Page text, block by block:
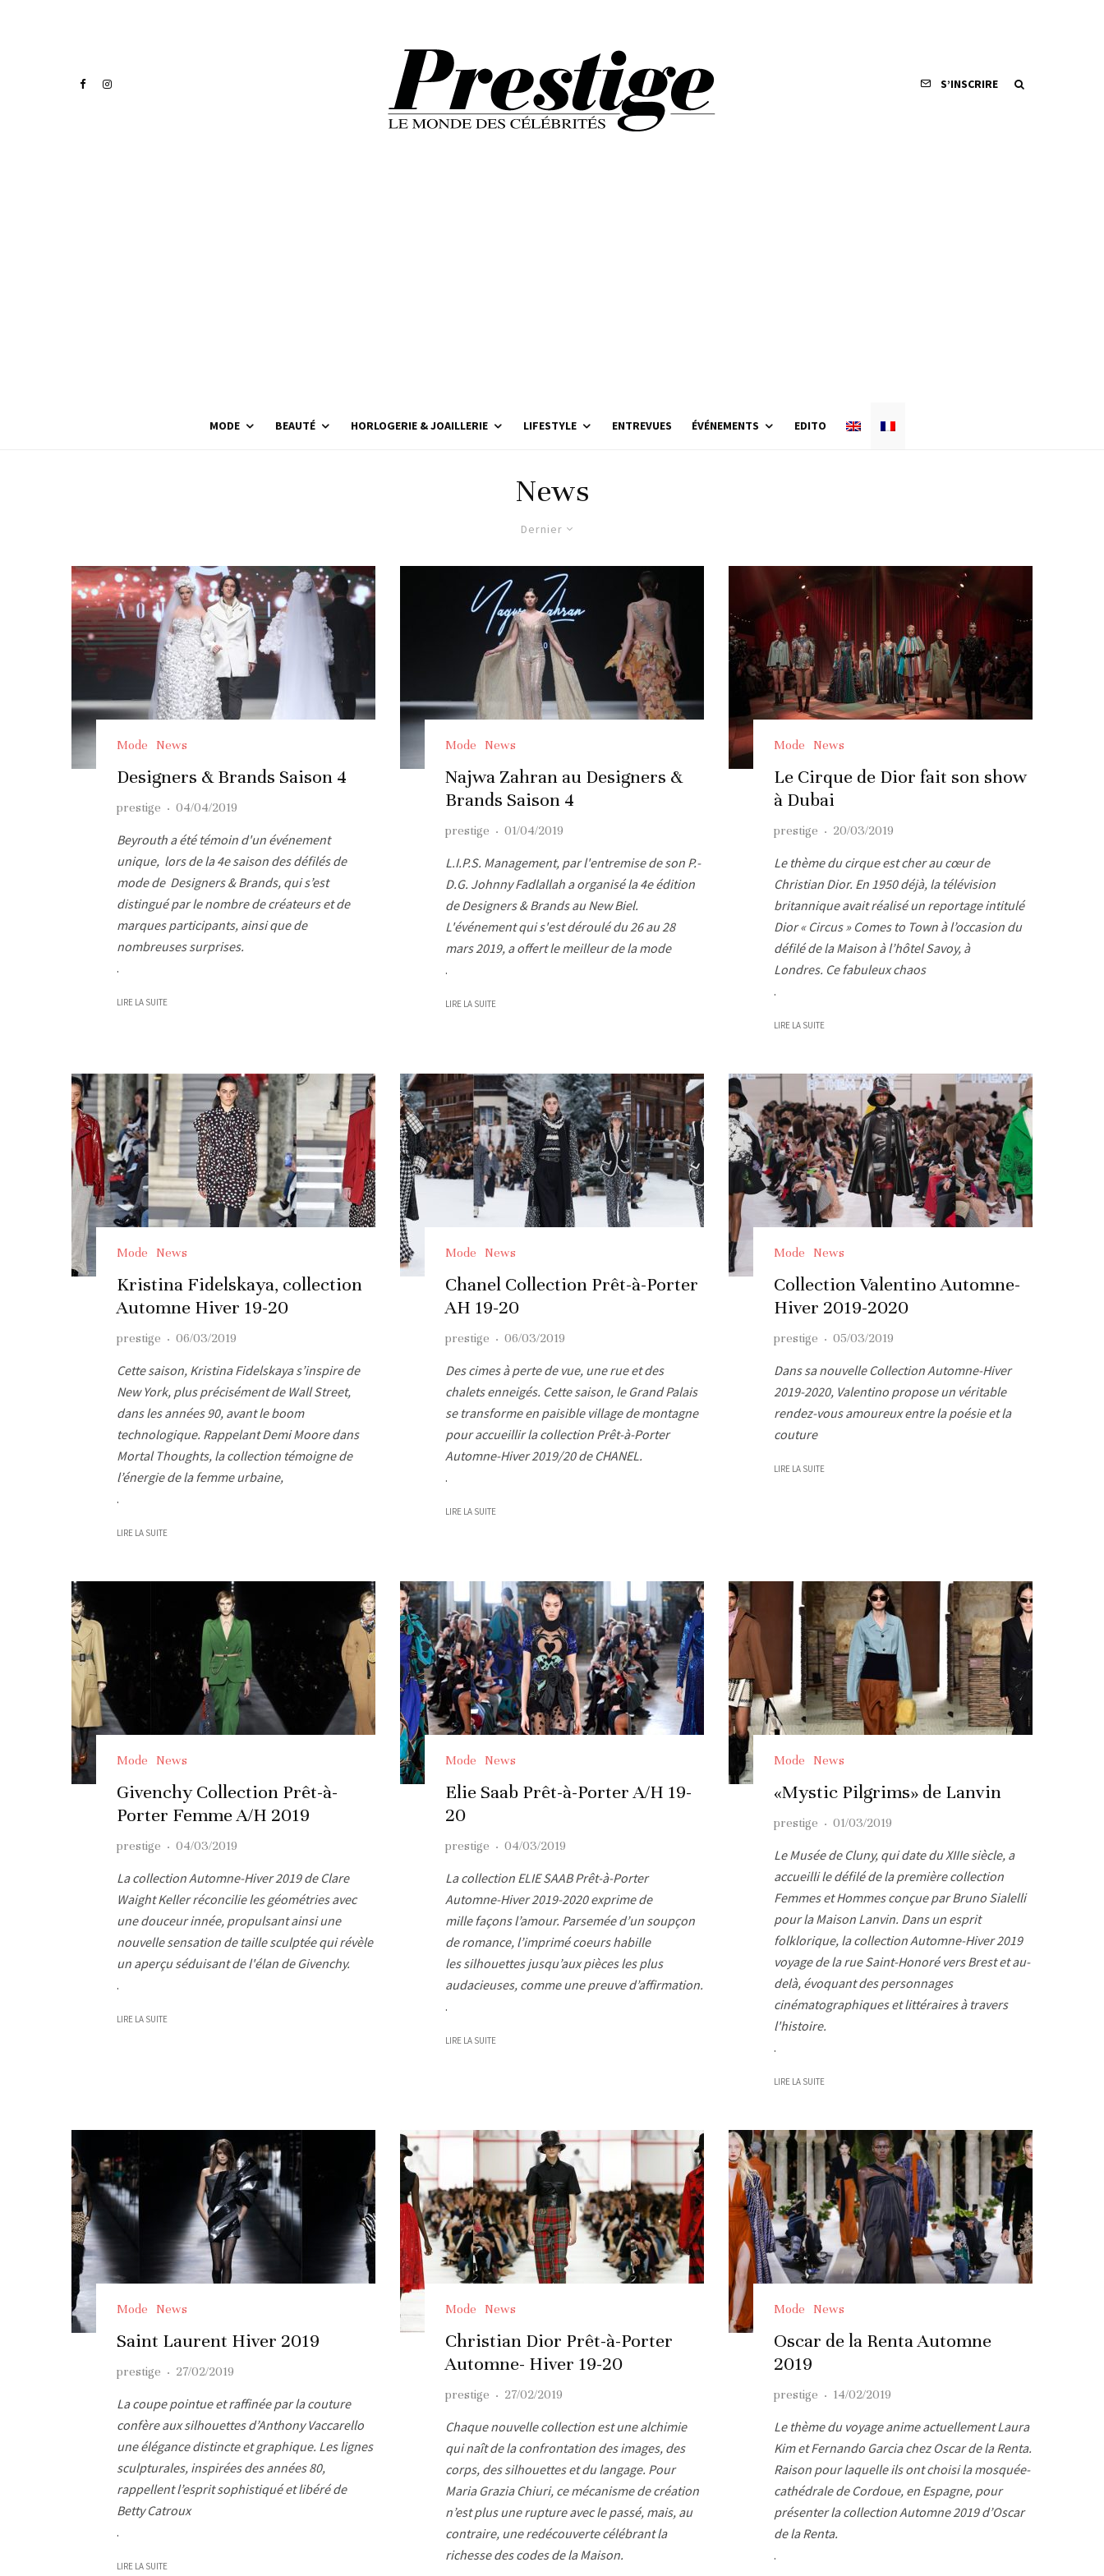
S’INSCRIRE
MODE BEAUTÉ HORLOGERIE & JOAILLERIE LIFESTYLE ENTREVUES ÉVÉNEMENTS EDITO
News
Dernier
Mode News
Designers & Brands Saison 4
prestige · 04/04/2019
Beyrouth a été témoin d'un événement
unique, lors de la 4e saison des défilés de
mode de Designers & Brands, qui s’est
distingué par le nombre de créateurs et de
marques participants, ainsi que de
nombreuses surprises.
.
LIRE LA SUITE
Mode News
Najwa Zahran au Designers &
Brands Saison 4
prestige · 01/04/2019
L.I.P.S. Management, par l'entremise de son P.-
D.G. Johnny Fadlallah a organisé la 4e édition
de Designers & Brands au New Biel.
L'événement qui s'est déroulé du 26 au 28
mars 2019, a offert le meilleur de la mode
.
LIRE LA SUITE
Mode News
Le Cirque de Dior fait son show
à Dubai
prestige · 20/03/2019
Le thème du cirque est cher au cœur de
Christian Dior. En 1950 déjà, la télévision
britannique avait réalisé un reportage intitulé
Dior « Circus » Comes to Town à l’occasion du
défilé de la Maison à l’hôtel Savoy, à
Londres. Ce fabuleux chaos
.
LIRE LA SUITE
Mode News
Kristina Fidelskaya, collection
Automne Hiver 19-20
prestige · 06/03/2019
Cette saison, Kristina Fidelskaya s’inspire de
New York, plus précisément de Wall Street,
dans les années 90, avant le boom
technologique. Rappelant Demi Moore dans
Mortal Thoughts, la collection témoigne de
l’énergie de la femme urbaine,
.
LIRE LA SUITE
Mode News
Chanel Collection Prêt-à-Porter
AH 19-20
prestige · 06/03/2019
Des cimes à perte de vue, une rue et des
chalets enneigés. Cette saison, le Grand Palais
se transforme en paisible village de montagne
pour accueillir la collection Prêt-à-Porter
Automne-Hiver 2019/20 de CHANEL.
.
LIRE LA SUITE
Mode News
Collection Valentino Automne-
Hiver 2019-2020
prestige · 05/03/2019
Dans sa nouvelle Collection Automne-Hiver
2019-2020, Valentino propose un véritable
rendez-vous amoureux entre la poésie et la
couture
LIRE LA SUITE
Mode News
Givenchy Collection Prêt-à-
Porter Femme A/H 2019
prestige · 04/03/2019
La collection Automne-Hiver 2019 de Clare
Waight Keller réconcilie les géométries avec
une douceur innée, propulsant ainsi une
nouvelle sensation de taille sculptée qui révèle
un aperçu séduisant de l'élan de Givenchy.
.
LIRE LA SUITE
Mode News
Elie Saab Prêt-à-Porter A/H 19-
20
prestige · 04/03/2019
La collection ELIE SAAB Prêt-à-Porter
Automne-Hiver 2019-2020 exprime de
mille façons l’amour. Parsemée d’un soupçon
de romance, l’imprimé coeurs habille
les silhouettes jusqu’aux pièces les plus
audacieuses, comme une preuve d’affirmation.
.
LIRE LA SUITE
Mode News
«Mystic Pilgrims» de Lanvin
prestige · 01/03/2019
Le Musée de Cluny, qui date du XIIIe siècle, a
accueilli le défilé de la première collection
Femmes et Hommes conçue par Bruno Sialelli
pour la Maison Lanvin. Dans un esprit
folklorique, la collection Automne-Hiver 2019
voyage de la rue Saint-Honoré vers Brest et au-
delà, évoquant des personnages
cinématographiques et littéraires à travers
l'histoire.
.
LIRE LA SUITE
Mode News
Saint Laurent Hiver 2019
prestige · 27/02/2019
La coupe pointue et raffinée par la couture
confère aux silhouettes d’Anthony Vaccarello
une élégance distincte et graphique. Les lignes
sculpturales, inspirées des années 80,
rappellent l’esprit sophistiqué et libéré de
Betty Catroux
.
LIRE LA SUITE
Mode News
Christian Dior Prêt-à-Porter
Automne- Hiver 19-20
prestige · 27/02/2019
Chaque nouvelle collection est une alchimie
qui naît de la confrontation des images, des
corps, des silhouettes et du langage. Pour
Maria Grazia Chiuri, ce mécanisme de création
n’est plus une rupture avec le passé, mais, au
contraire, une redécouverte célébrant la
richesse des codes de la Maison.
Mode News
Oscar de la Renta Automne
2019
prestige · 14/02/2019
Le thème du voyage anime actuellement Laura
Kim et Fernando Garcia chez Oscar de la Renta.
Raison pour laquelle ils ont choisi la mosquée-
cathédrale de Cordoue, en Espagne, pour
présenter la collection Automne 2019 d’Oscar
de la Renta.
.